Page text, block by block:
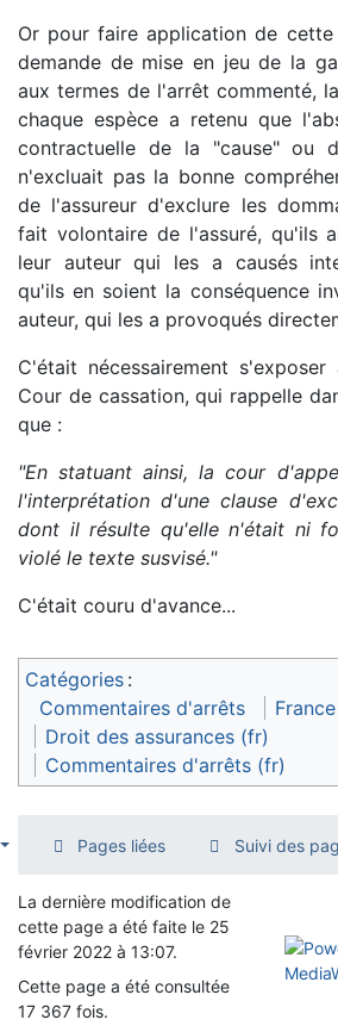
Or pour faire application de
demande de mise en jeu de la
aux termes de l'arrêt commenté,
chaque espèce a retenu que
contractuelle de la "cause" ou
n'excluait pas la bonne
de l'assureur d'exclure les
fait volontaire de l'assuré, qu'ils
leur auteur qui les a causés
qu'ils en soient la conséquence
auteur, qui les a provoqués
C'était nécessairement
Cour de cassation, qui rappelle
que :
"En statuant ainsi, la cour
l'interprétation d'une clause
dont il résulte qu'elle n'était ni
violé le texte susvisé."
C'était couru d'avance...
Catégories :
Commentaires d'arrêts
France
Droit des assurances (fr)
Commentaires d'arrêts (fr)
Pages liées Suivi des
La dernière modification de
cette page a été faite le 25
février 2022 à 13:07.
Cette page a été consultée
17 367 fois.